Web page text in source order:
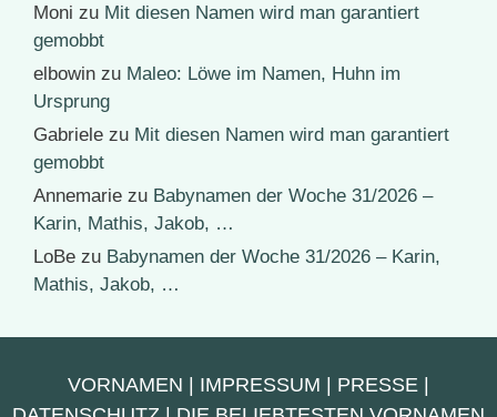
Moni zu Mit diesen Namen wird man garantiert
gemobbt
elbowin zu Maleo: Löwe im Namen, Huhn im
Ursprung
Gabriele zu Mit diesen Namen wird man garantiert
gemobbt
Annemarie zu Babynamen der Woche 31/2026 –
Karin, Mathis, Jakob, …
LoBe zu Babynamen der Woche 31/2026 – Karin,
Mathis, Jakob, …
VORNAMEN | IMPRESSUM | PRESSE |